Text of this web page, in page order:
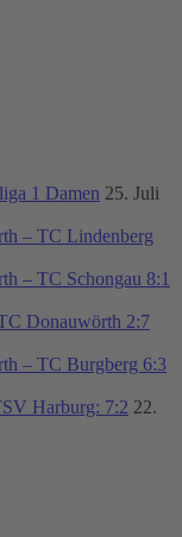
1 Damen 25. Juli
– TC Lindenberg
– TC Schongau 8:1
Donauwörth 2:7
– TC Burgberg 6:3
Harburg: 7:2 22.